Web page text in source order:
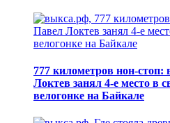
777 километров нон-
Локтев занял 4-е место в
велогонке на Байкале